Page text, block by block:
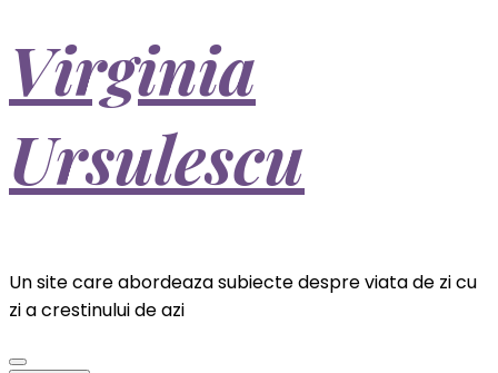
Virginia
Ursulescu
Un site care abordeaza subiecte despre viata de zi cu
zi a crestinului de azi